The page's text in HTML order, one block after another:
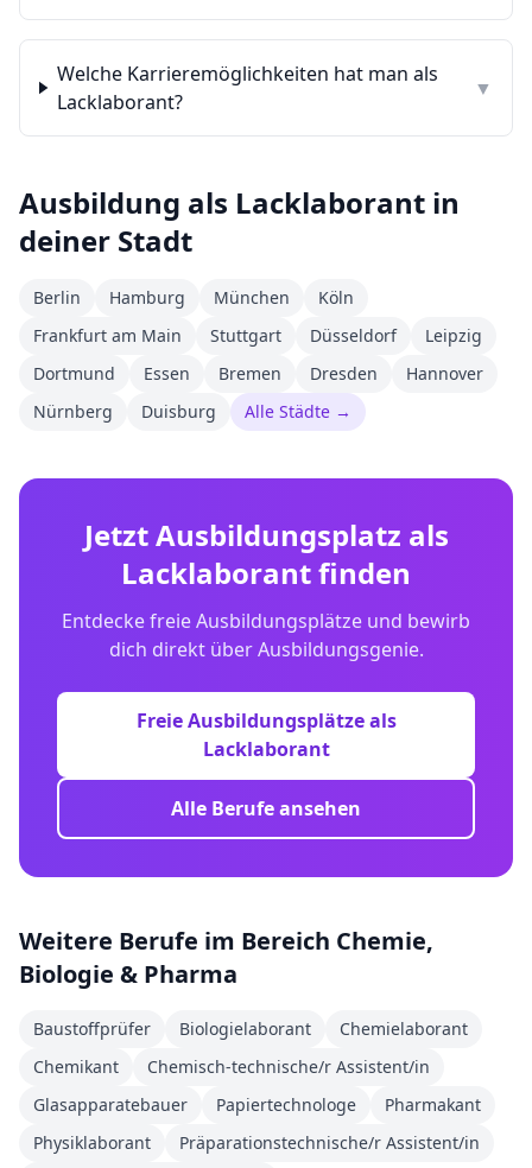
Welche Karrieremöglichkeiten hat man als
Lacklaborant?
▼
Ausbildung als Lacklaborant in
deiner Stadt
Berlin Hamburg München
Köln
Frankfurt am Main
Stuttgart Düsseldorf
Leipzig
Dortmund
Essen Bremen Dresden
Hannover
Nürnberg
Duisburg Alle Städte →
Jetzt Ausbildungsplatz als
Lacklaborantfinden
Entdecke freie Ausbildungsplätze und bewirb
dich direkt über Ausbildungsgenie.
Freie Ausbildungsplätze als
Lacklaborant
Alle Berufe ansehen
Weitere Berufe im Bereich Chemie,
Biologie & Pharma
Baustoffprüfer Biologielaborant
Chemielaborant
Chemikant
Chemisch-technische/r Assistent/in
Glasapparatebauer
Papiertechnologe
Pharmakant
Physiklaborant
Präparationstechnische/r Assistent/in